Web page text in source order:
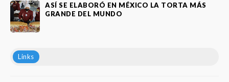
ASÍ SE ELABORÓ EN MÉXICO LA TORTA MÁS
GRANDE DEL MUNDO
Links